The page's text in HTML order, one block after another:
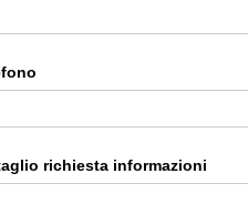
richiesta informazioni